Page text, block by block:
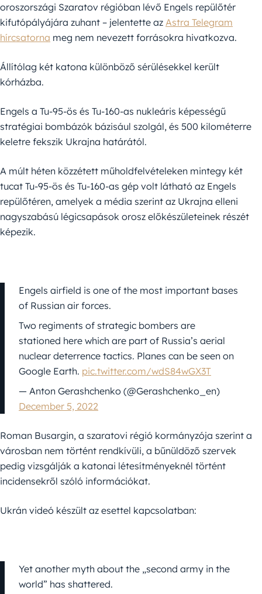
oroszországi Szaratov régióban lévő Engels repülőtér
kifutópályájára zuhant – jelentette az Astra Telegram
hírcsatorna meg nem nevezett forrásokra hivatkozva.
Állítólag két katona különböző sérülésekkel került
kórházba.
Engels a Tu-95-ös és Tu-160-as nukleáris képességű
stratégiai bombázók bázisául szolgál, és 500 kilométerre
keletre fekszik Ukrajna határától.
A múlt héten közzétett műholdfelvételeken mintegy két
tucat Tu-95-ös és Tu-160-as gép volt látható az Engels
repülőtéren, amelyek a média szerint az Ukrajna elleni
nagyszabású légicsapások orosz előkészületeinek részét
képezik.
Engels airfield is one of the most important bases
of Russian air forces.
Two regiments of strategic bombers are
stationed here which are part of Russia’s aerial
nuclear deterrence tactics. Planes can be seen on
Google Earth. pic.twitter.com/wdS84wGX3T
— Anton Gerashchenko (@Gerashchenko_en)
December 5, 2022
Roman Busargin, a szaratovi régió kormányzója szerint a
városban nem történt rendkívüli, a bűnüldöző szervek
pedig vizsgálják a katonai létesítményeknél történt
incidensekről szóló információkat.
Ukrán videó készült az esettel kapcsolatban:
Yet another myth about the „second army in the
world” has shattered.